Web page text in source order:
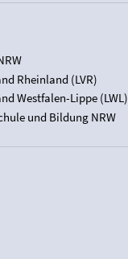
Rheinland (LVR)
Westfalen-Lippe (LWL)
und Bildung NRW